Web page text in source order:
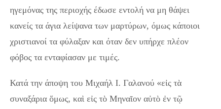
ηγεμόνας της περιοχής έδωσε εντολή να μη θάψει
κανείς τα άγια λείψανα των μαρτύρων, όμως κάποιοι
χριστιανοί τα φύλαξαν και όταν δεν υπήρχε πλέον
φόβος τα ενταφίασαν με τιμές.
Κατά την άποψη του Μιχαήλ Ι. Γαλανού «εἰς τὰ
συναξάρια ὅμως, καὶ εἰς τὸ Μηναῖον αὐτὸ ἐν τῷ